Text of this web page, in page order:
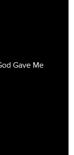
Gave Me